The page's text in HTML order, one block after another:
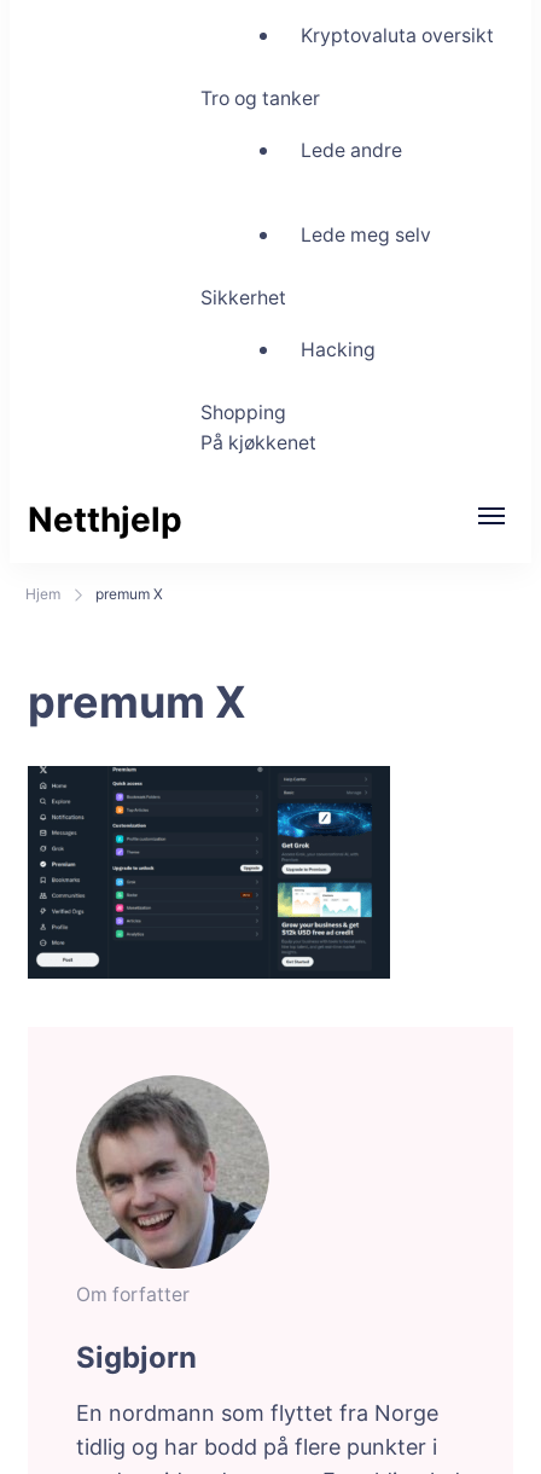
Kryptovaluta oversikt
Tro og tanker
Lede andre
Lede meg selv
Sikkerhet
Hacking
Shopping
På kjøkkenet
Netthjelp
Hjem premum X
premum X
Om forfatter
Sigbjorn
En nordmann som flyttet fra Norge
tidlig og har bodd på flere punkter i